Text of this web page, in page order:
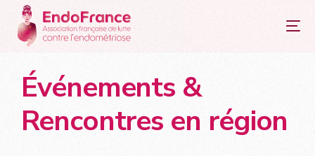
principal
Événements &
Rencontres en région